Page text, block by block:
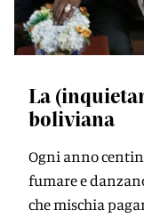
La
boliviana
Ogni anno
fumare e
che mischia